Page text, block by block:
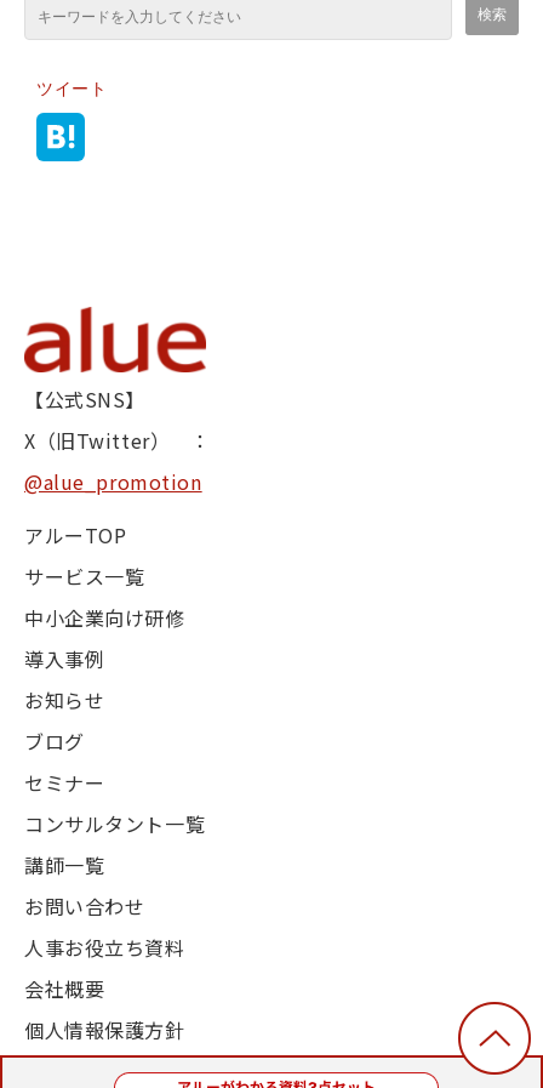
ツイート
【公式SNS】
X（旧Twitter） ：
@alue_promotion
アルーTOP
サービス一覧
中小企業向け研修
導入事例
お知らせ
ブログ
セミナー
コンサルタント一覧
講師一覧
お問い合わせ
人事お役立ち資料
会社概要
個人情報保護方針